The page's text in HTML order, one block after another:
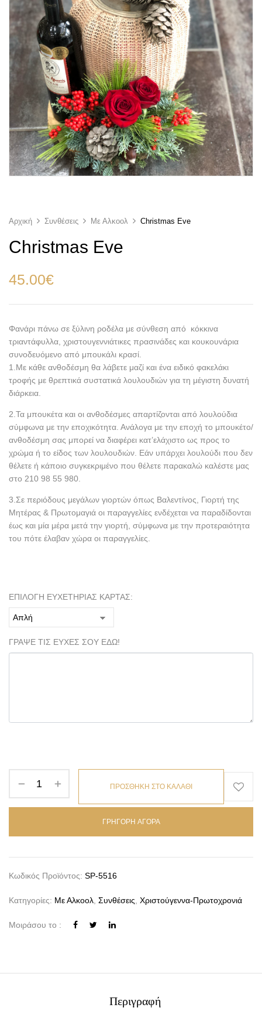
Αρχική Συνθέσεις Με Αλκοολ Christmas Eve
Christmas Eve
45.00€
Φανάρι πάνω σε ξύλινη ροδέλα με σύνθεση από κόκκινα
τριαντάφυλλα, χριστουγεννιάτικες πρασινάδες και κουκουνάρια
συνοδευόμενο από μπουκάλι κρασί.
1.Με κάθε ανθοδέσμη θα λάβετε μαζί και ένα ειδικό φακελάκι
τροφής με θρεπτικά συστατικά λουλουδιών για τη μέγιστη δυνατή
διάρκεια.
2.Τα μπουκέτα και οι ανθοδέσμες απαρτίζονται από λουλούδια
σύμφωνα με την εποχικότητα. Ανάλογα με την εποχή το μπουκέτο/
ανθοδέσμη σας μπορεί να διαφέρει κατ’ελάχιστο ως προς το
χρώμα ή το είδος των λουλουδιών. Εάν υπάρχει λουλούδι που δεν
θέλετε ή κάποιο συγκεκριμένο που θέλετε παρακαλώ καλέστε μας
στο 210 98 55 980.
3.Σε περιόδους μεγάλων γιορτών όπως Βαλεντίνος, Γιορτή της
Μητέρας & Πρωτομαγιά οι παραγγελίες ενδέχεται να παραδίδονται
έως και μία μέρα μετά την γιορτή, σύμφωνα με την προτεραιότητα
του πότε έλαβαν χώρα οι παραγγελίες.
ΕΠΙΛΟΓΗ ΕΥΧΕΤΗΡΙΑΣ ΚΑΡΤΑΣ:
ΓΡΑΨΕ ΤΙΣ ΕΥΧΕΣ ΣΟΥ ΕΔΩ!
ΠΡΟΣΘΗΚΗ ΣΤΟ ΚΑΛΑΘΙ
ΓΡΗΓΟΡΗ ΑΓΟΡΑ
Κωδικός Προϊόντος: SP-5516
Κατηγορίες: Με Αλκοολ, Συνθέσεις, Χριστούγεννα-Πρωτοχρονιά
Μοιράσου το :
Περιγραφή